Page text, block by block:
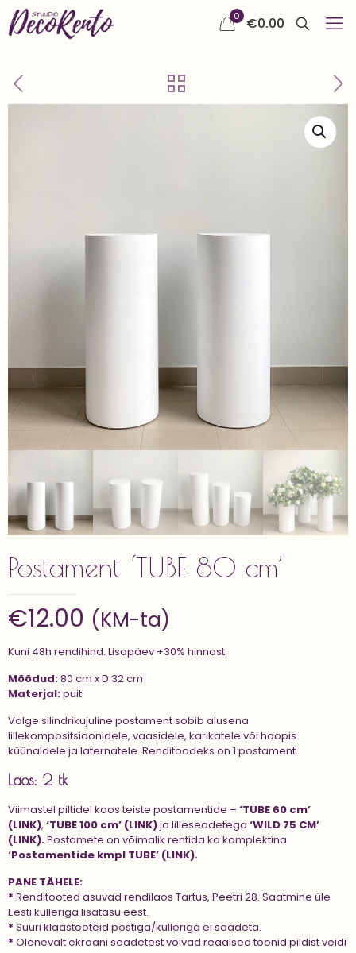
0 €0.00
Postament ‘TUBE 80 cm’
€12.00 (KM-ta)
Kuni 48h rendihind. Lisapäev +30% hinnast.
Mõõdud:80 cm x D 32 cm
Materjal:puit
Valge silindrikujuline postament sobib alusena
lillekompositsioonidele, vaasidele, karikatele või hoopis
küünaldele ja laternatele. Renditoodeks on 1 postament.
Laos: 2 tk
Viimastel piltidel koos teiste postamentide – ‘TUBE 60 cm’
(LINK), ‘TUBE 100 cm’ (LINK)ja lilleseadetega ‘WILD 75 CM’
(LINK).Postamete on võimalik rentida ka komplektina
‘Postamentide kmpl TUBE’ (LINK).
PANE TÄHELE:
* Renditooted asuvad rendilaos Tartus, Peetri 28. Saatmine üle
Eesti kulleriga lisatasu eest.
* Suuri klaastooteid postiga/kulleriga ei saadeta.
* Olenevalt ekraani seadetest võivad reaalsed toonid pildist veidi